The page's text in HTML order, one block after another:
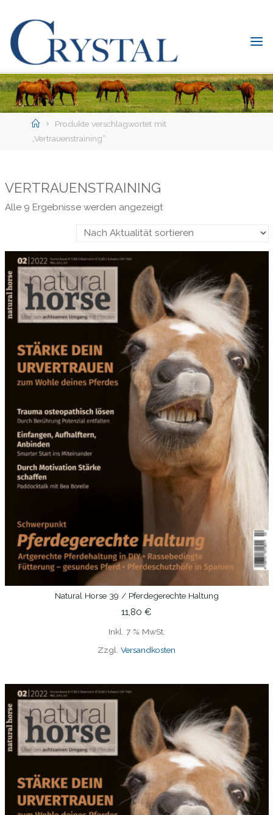
content
Crystal
Verlag
DER
ONLINE-
SHOP
PFERDEFREUNDE
HomeProdukte verschlagwortet mit
„Vertrauenstraining“
VERTRAUENSTRAINING
Alle 9 Ergebnisse werden angezeigtNach
sortiert
IN DEN WARENKORB
Natural Horse 39 / Pferdegerechte Haltung
11,80 €
Inkl. 7 % MwSt.
Zzgl. Versandkosten